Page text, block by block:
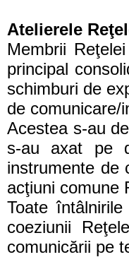
Atelierele
Membrii
principal
schimburi de
de comunicare/
Acestea s-au
s-au axat pe
instrumente de
acţiuni comune
Toate
coeziunii
comunicării pe